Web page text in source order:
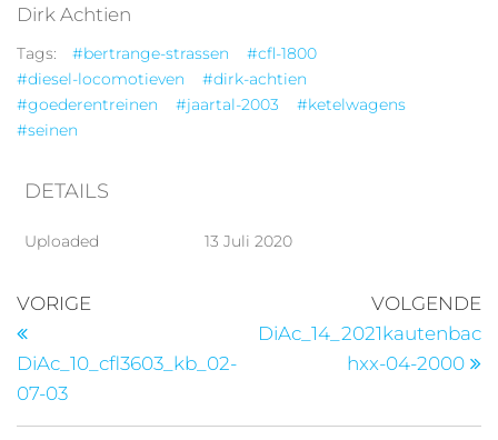
Dirk Achtien
Tags: #bertrange-strassen
#cfl-1800
#diesel-locomotieven
#dirk-achtien
#goederentreinen
#jaartal-2003
#ketelwagens
#seinen
DETAILS
Uploaded 13 Juli 2020
VORIGE
DiAc_10_cfl3603_kb_02-
07-03
VOLGENDE
DiAc_14_2021kautenbac
hxx-04-2000